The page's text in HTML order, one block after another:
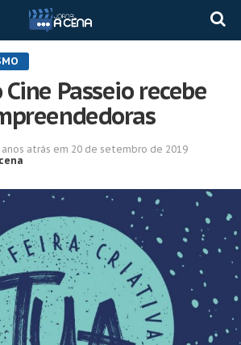
Passeio recebe
anos atrás em 20 de setembro de 2019